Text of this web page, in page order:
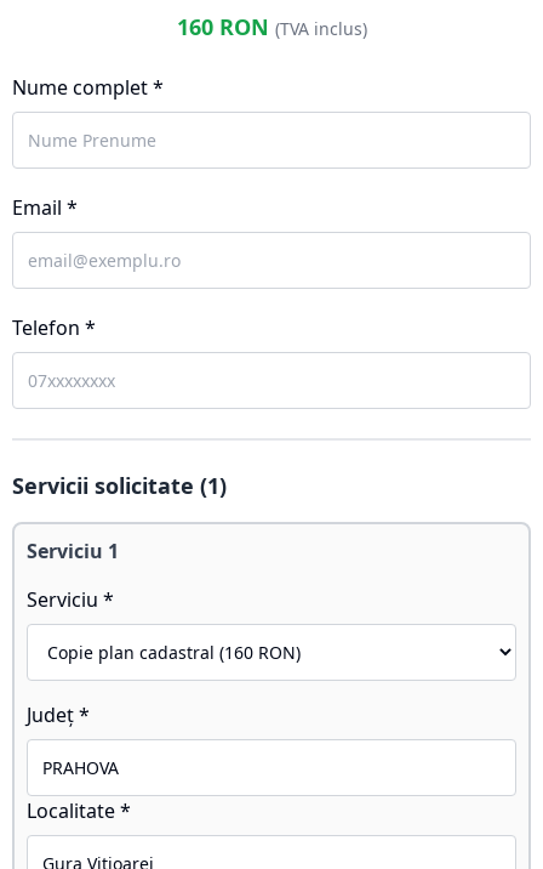
160RON (TVA inclus)
Nume complet *
Email *
Telefon *
Servicii solicitate (1)
Serviciu 1
Serviciu *
Județ *
Localitate *